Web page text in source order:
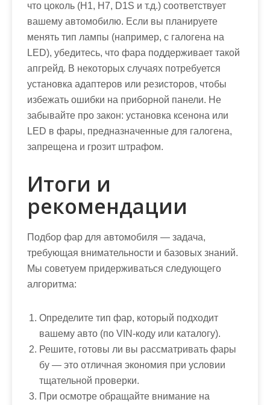
что цоколь (H1, H7, D1S и т.д.) соответствует
вашему автомобилю. Если вы планируете
менять тип лампы (например, с галогена на
LED), убедитесь, что фара поддерживает такой
апгрейд. В некоторых случаях потребуется
установка адаптеров или резисторов, чтобы
избежать ошибки на приборной панели. Не
забывайте про закон: установка ксенона или
LED в фары, предназначенные для галогена,
запрещена и грозит штрафом.
Итоги и
рекомендации
Подбор фар для автомобиля — задача,
требующая внимательности и базовых знаний.
Мы советуем придерживаться следующего
алгоритма:
Определите тип фар, который подходит
вашему авто (по VIN-коду или каталогу).
Решите, готовы ли вы рассматривать фары
бу — это отличная экономия при условии
тщательной проверки.
При осмотре обращайте внимание на